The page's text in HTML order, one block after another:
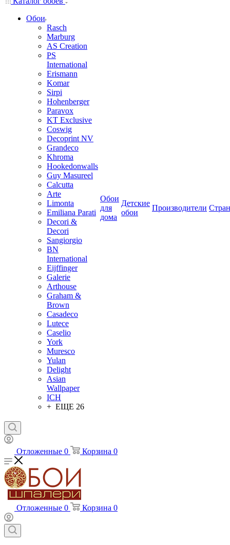
Обои
Rasch
Marburg
AS Creation
PS
International
Erismann
Komar
Sirpi
Hohenberger
Paravox
KT Exclusive
Coswig
Decoprint NV
Grandeco
Khroma
Hookedonwalls
Guy Masureel
Calcutta
Arte
Limonta
Emiliana Parati
Decori &
Decori
Sangiorgio
BN
International
Eijffinger
Galerie
Arthouse
Graham &
Brown
Casadeco
Lutece
Caselio
York
Muresco
Yulan
Delight
Asian
Wallpaper
ICH
+ ЕЩЕ 26
Обои
для
дома
Детские
обои
Производители
Отложенные 0 Корзина 0
Отложенные 0 Корзина 0